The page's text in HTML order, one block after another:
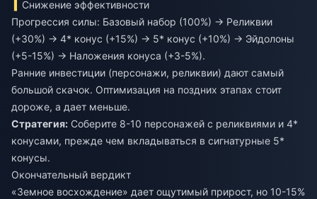
Снижение эффективности
Прогрессия силы: Базовый набор (100%) → Реликвии
(+30%) → 4* конус (+15%) → 5* конус (+10%) → Эйдолоны
(+5-15%) → Наложения конуса (+3-5%).
Ранние инвестиции (персонажи, реликвии) дают самый
большой скачок. Оптимизация на поздних этапах стоит
дороже, а дает меньше.
Стратегия: Соберите 8-10 персонажей с реликвиями и 4*
конусами, прежде чем вкладываться в сигнатурные 5*
конусы.
Окончательный вердикт
«Земное восхождение» дает ощутимый прирост, но 10-15%